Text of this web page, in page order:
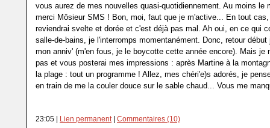
vous aurez de mes nouvelles quasi-quotidiennement. Au moins le
merci Môsieur SMS ! Bon, moi, faut que je m'active... En tout
reviendrai svelte et dorée et c'est déjà pas mal. Ah oui, en ce qui
salle-de-bains, je l'interromps momentanément. Donc, retour début
mon anniv' (m'en fous, je le boycotte cette année encore). Mais je
pas et vous posterai mes impressions : après Martine à la
la plage : tout un programme ! Allez, mes chéri'e)s adorés, je
en train de me la couler douce sur le sable chaud... Vous me
23:05 | Lien permanent| Commentaires (10)